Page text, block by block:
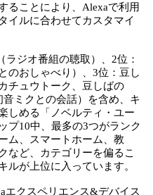
ることにより、Alexaで利用
イルに合わせてカスタマイ
ラジオ番組の聴取）、2位：
のおしゃべり）、3位：豆し
チュウトーク、豆しばの
ミクとの会話）を含め、キ
しめる「ノベルティ・ユー
プ10中、最多の3つがランク
ム、スマートホーム、教
など、カテゴリーを偏るこ
ルが上位に入っています。
エクスペリエンス&デバイス